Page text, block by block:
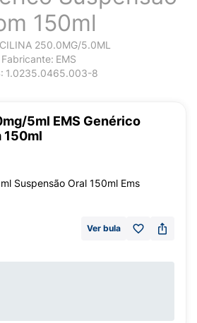
150ml
250.0MG/5.0ML
Fabricante: EMS
1.0235.0465.003-8
5ml EMS Genérico
150ml
Suspensão Oral 150ml Ems
Ver bula